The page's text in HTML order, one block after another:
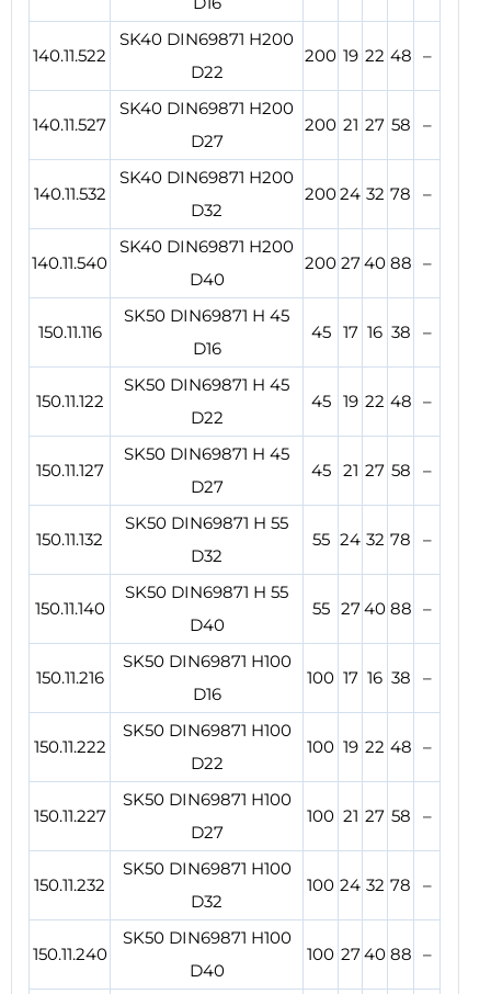
140.11.522
SK40 DIN69871 H200
D22
200 19 22 48 –
140.11.527
SK40 DIN69871 H200
D27
200 21 27 58 –
140.11.532
SK40 DIN69871 H200
D32
20024 32 78 –
140.11.540
SK40 DIN69871 H200
D40
200 2740 88 –
150.11.116
SK50 DIN69871 H 45
D16
45 17 16 38 –
150.11.122
SK50 DIN69871 H 45
D22
45 19 22 48 –
150.11.127
SK50 DIN69871 H 45
D27
45 21 27 58 –
150.11.132
SK50 DIN69871 H 55
D32
55 24 32 78 –
150.11.140
SK50 DIN69871 H 55
D40
55 2740 88 –
150.11.216
SK50 DIN69871 H100
D16
100 17 16 38 –
150.11.222
SK50 DIN69871 H100
D22
100 19 22 48 –
150.11.227
SK50 DIN69871 H100
D27
100 21 27 58 –
150.11.232
SK50 DIN69871 H100
D32
100 24 32 78 –
150.11.240
SK50 DIN69871 H100
D40
100 2740 88 –